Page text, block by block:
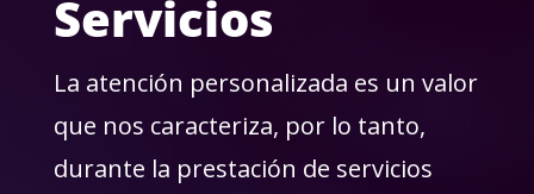
Servicios
La atención personalizada es un valor
que nos caracteriza, por lo tanto,
durante la prestación de servicios